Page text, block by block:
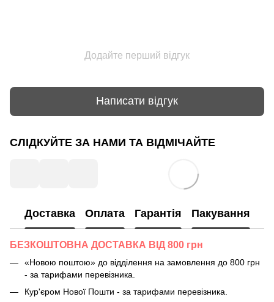
Додайте перший відгук
Написати відгук
СЛІДКУЙТЕ ЗА НАМИ ТА ВІДМІЧАЙТЕ
Доставка Оплата Гарантія Пакування
БЕЗКОШТОВНА ДОСТАВКА ВІД 800 грн
«Новою поштою» до відділення на замовлення до 800 грн
- за тарифами перевізника.
Кур'єром Нової Пошти - за тарифами перевізника.